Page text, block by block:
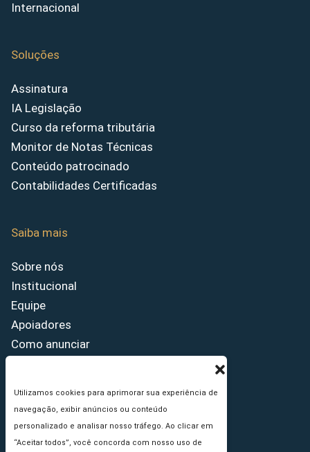
Utilizamos cookies para aprimorar sua experiência de
navegação, exibir anúncios ou conteúdo
personalizado e analisar nosso tráfego. Ao clicar em
“Aceitar todos”, você concorda com nosso uso de
Internacional
Soluções
Assinatura
IA Legislação
Curso da reforma tributária
Monitor de Notas Técnicas
Conteúdo patrocinado
Contabilidades Certificadas
Saiba mais
Sobre nós
Institucional
Equipe
Apoiadores
Como anunciar
Princípios Editoriais